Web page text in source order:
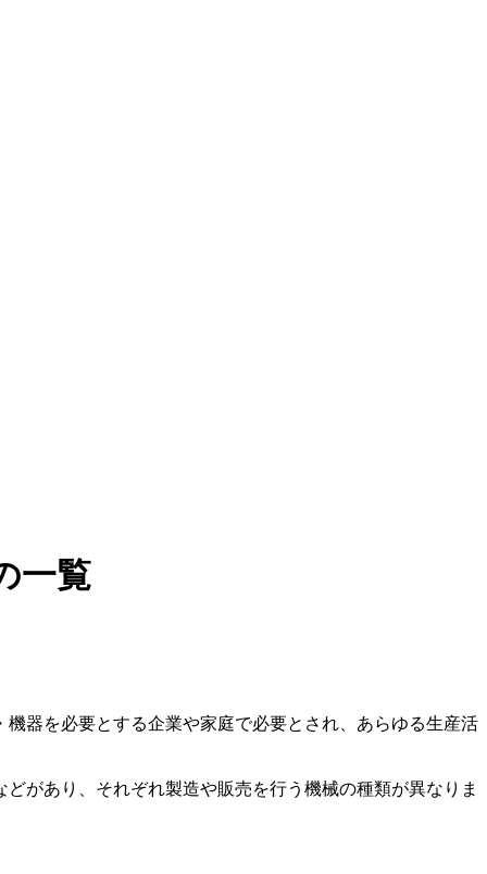
一覧
器を必要とする企業や家庭で必要とされ、あらゆる生産活
があり、それぞれ製造や販売を行う機械の種類が異なりま